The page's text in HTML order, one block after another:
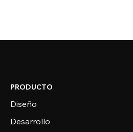
PRODUCTO
Diseño
Desarrollo